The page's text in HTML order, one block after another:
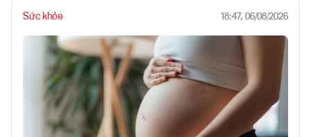
Sức khỏe 18:47, 06/08/2026